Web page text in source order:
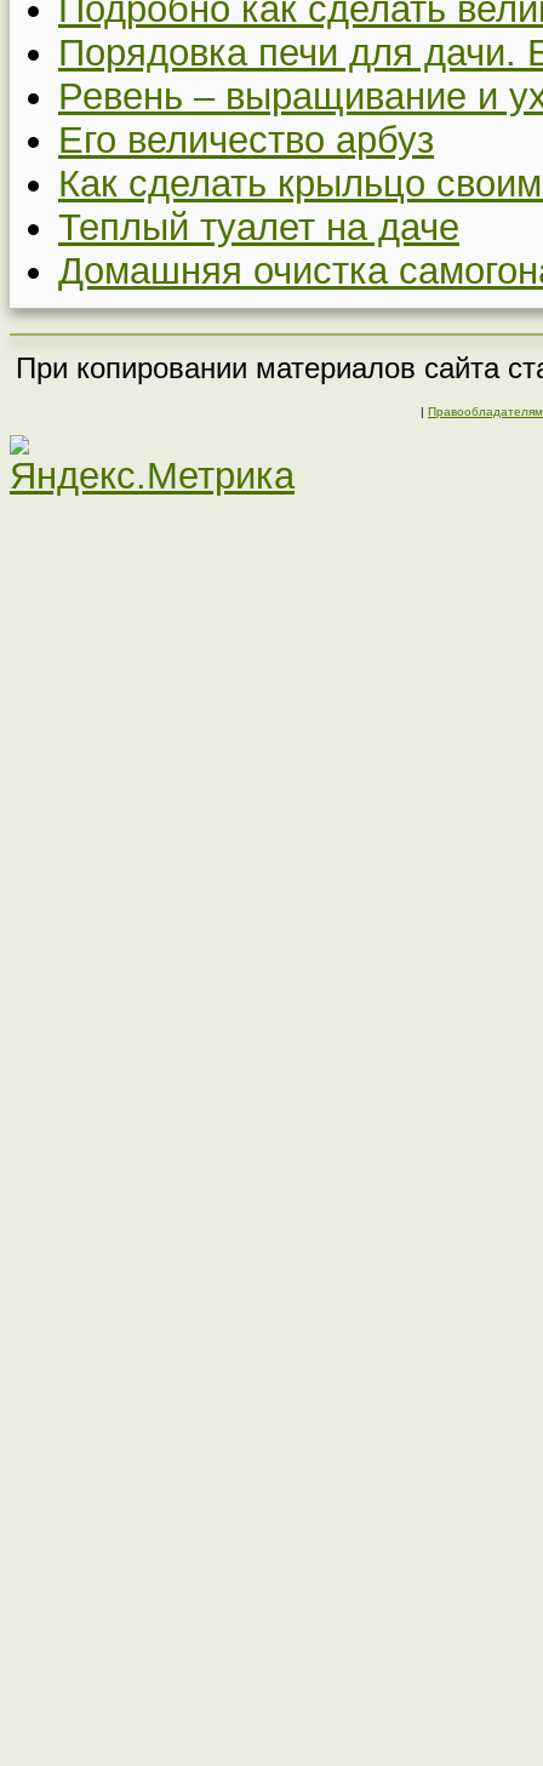
Подробно как сделать
Порядовка печи для дачи.
Ревень – выращивание и
Его величество арбуз
Как сделать крыльцо
Теплый туалет на даче
Домашняя очистка
При копировании материалов сайта
| Правообладателям